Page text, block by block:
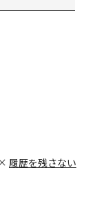
履歴を残さない